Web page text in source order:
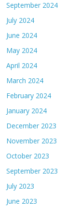
September 2024
July 2024
June 2024
May 2024
April 2024
March 2024
February 2024
January 2024
December 2023
November 2023
October 2023
September 2023
July 2023
June 2023